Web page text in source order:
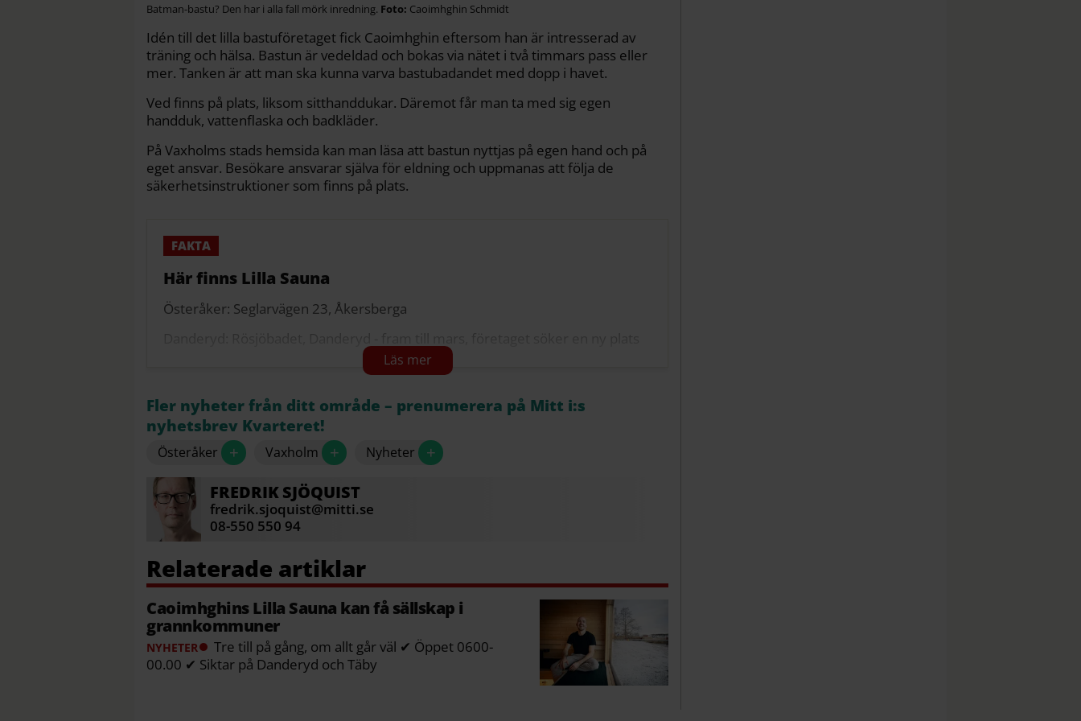
Batman-bastu? Den har i alla fall mörk inredning. Caoimhghin Schmidt
Idén till det lilla bastuföretaget fick Caoimhghin eftersom han är intresserad av
träning och hälsa. Bastun är vedeldad och bokas via nätet i två timmars pass eller
mer. Tanken är att man ska kunna varva bastubadandet med dopp i havet.
Ved finns på plats, liksom sitthanddukar. Däremot får man ta med sig egen
handduk, vattenflaska och badkläder.
På Vaxholms stads hemsida kan man läsa att bastun nyttjas på egen hand och på
eget ansvar. Besökare ansvarar själva för eldning och uppmanas att följa de
säkerhetsinstruktioner som finns på plats.
Här finns Lilla Sauna
Österåker: Seglarvägen 23, Åkersberga
Källa: Mitt i
Fler nyheter från ditt område – prenumerera på Mitt i:s
nyhetsbrev Kvarteret!
Österåker + Vaxholm + Nyheter +
FREDRIKSJÖQUIST
fredrik.sjoquist@mitti.se
08-550 550 94
Caoimhghins Lilla Sauna kan få sällskap i
grannkommuner
NYHETER
Tre till på gång, om allt går väl ✔ Öppet 0600-
00.00 ✔ Siktar på Danderyd och Täby